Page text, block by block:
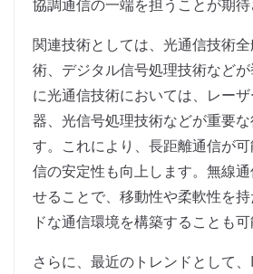
協調通信の一端を担うことが期待
関連技術としては、光通信技術
術、デジタル信号処理技術など
に光通信技術においては、レー
器、光信号処理技術などが重要
す。これにより、長距離通信が
信の安定性も向上します。無線
せることで、移動性や柔軟性を
ドな通信環境を構築することも可
さらに、最近のトレンドとして